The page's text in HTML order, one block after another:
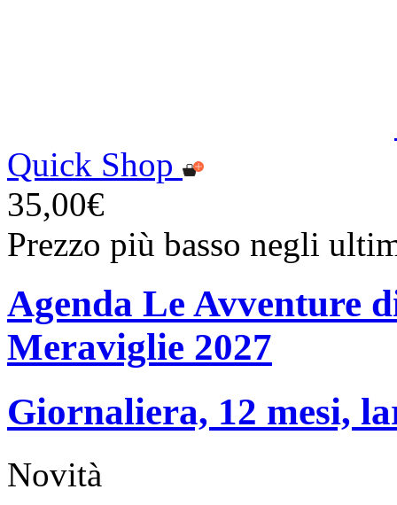
Quick Shop
35,00€
Prezzo più basso negli
Agenda Le Avventure
Meraviglie 2027
Giornaliera, 12 mesi,
Novità